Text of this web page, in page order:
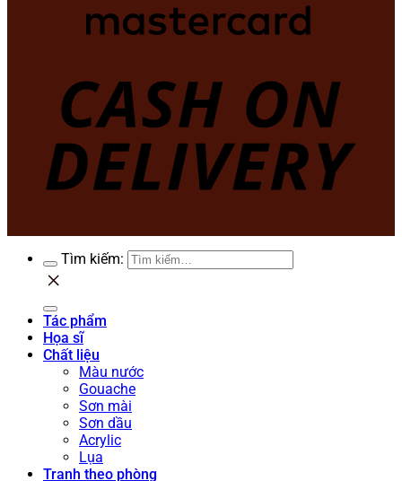
Tìm kiếm:
Tác phẩm
Họa sĩ
Chất liệu
Màu nước
Gouache
Sơn mài
Sơn dầu
Acrylic
Lụa
Tranh theo phòng